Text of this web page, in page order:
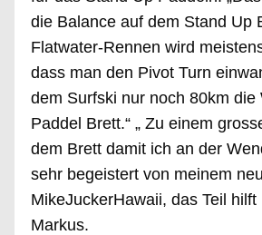
die Balance auf dem Stand Up
Flatwater-Rennen wird
dass man den Pivot Turn
dem Surfski nur noch 80km
Paddel Brett.“ „ Zu einem
dem Brett damit ich an der
sehr begeistert von meinem
MikeJuckerHawaii, das Teil
Markus.